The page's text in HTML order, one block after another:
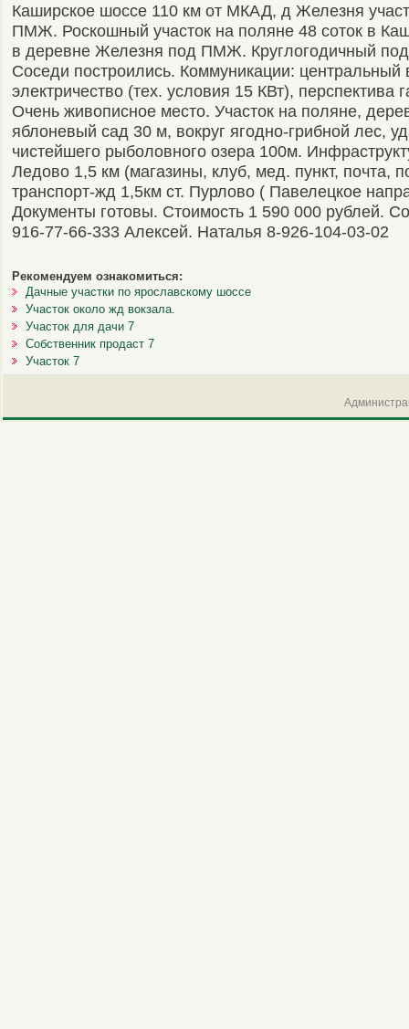
Каширское шоссе 110 км от МКАД, д Железня
ПМЖ. Роскошный участок на поляне 48 соток в
в деревне Железня под ПМЖ. Круглогодичный
Соседи построились. Коммуникации: центральный
электричество (тех. условия 15 КВт), перспектива
Очень живописное место. Участок на поляне,
яблоневый сад 30 м, вокруг ягодно-грибной лес,
чистейшего рыболовного озера 100м.
Ледово 1,5 км (магазины, клуб, мед. пункт, почта,
транспорт-жд 1,5км ст. Пурлово ( Павелецкое
Документы готовы. Стоимость 1 590 000 рублей.
916-77-66-333 Алексей. Наталья 8-926-104-03-02
Рекомендуем ознакомиться:
Дачные участки по ярославскому шоссе
Участок около жд вокзала.
Участок для дачи 7
Собственник продаст 7
Участок 7